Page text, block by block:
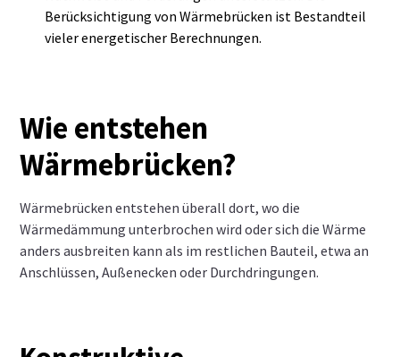
Berücksichtigung von Wärmebrücken ist Bestandteil
vieler energetischer Berechnungen.
Wie entstehen
Wärmebrücken?
Wärmebrücken entstehen überall dort, wo die
Wärmedämmung unterbrochen wird oder sich die Wärme
anders ausbreiten kann als im restlichen Bauteil, etwa an
Anschlüssen, Außenecken oder Durchdringungen.